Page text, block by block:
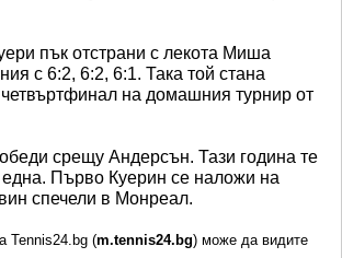
пък отстрани с лекота Миша
с 6:2, 6:2, 6:1. Така той стана
на домашния турнир от
срещу Андерсън. Тази година те
Първо Куерин се наложи на
спечели в Монреал.
Tennis24.bg (m.tennis24.bg) може да видите